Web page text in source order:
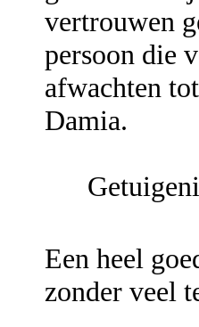
vertrouwen
persoon die
afwachten
Damia.
Een heel
zonder veel